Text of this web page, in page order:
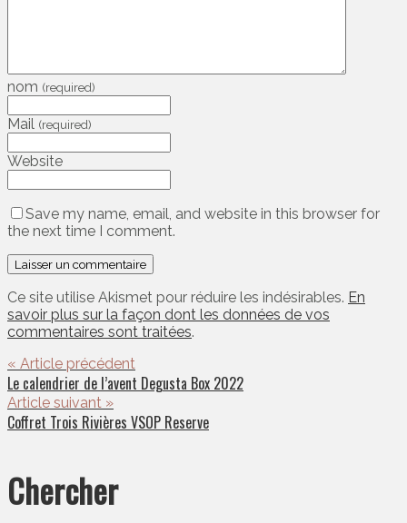
nom (required)
Mail (required)
Website
Save my name, email, and website in this browser for
the next time I comment.
Ce site utilise Akismet pour réduire les indésirables. En
savoir plus sur la façon dont les données de vos
commentaires sont traitées.
« Article précédent
Le calendrier de l’avent Degusta Box 2022
Article suivant »
Coffret Trois Rivières VSOP Reserve
Chercher